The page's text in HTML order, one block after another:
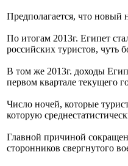
Предполагается, что новый
По итогам 2013г. Египет
российских туристов, чуть
В том же 2013г. доходы
первом квартале текущего
Число ночей, которые
которую
Главной причиной
сторонников свергнутого